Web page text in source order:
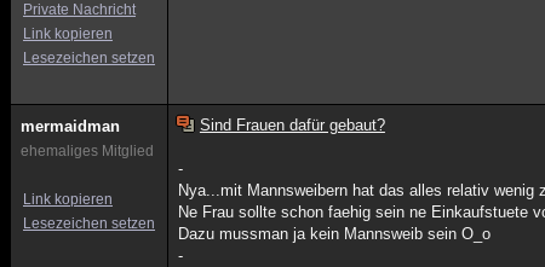
Private Nachricht
Link kopieren
Lesezeichen setzen
mermaidman
ehemaliges Mitglied
Link kopieren
Lesezeichen setzen
Sind Frauen dafür gebaut?
-
Nya...mit Mannsweibern hat das alles relativ wenig
Ne Frau sollte schon faehig sein ne Einkaufstuete
Dazu mussman ja kein Mannsweib sein O_o
-